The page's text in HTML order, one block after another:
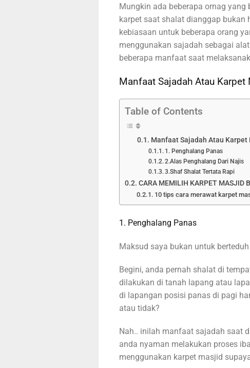
Mungkin ada beberapa ornag
karpet saat shalat dianggap bukan
kebiasaan untuk beberapa orang
menggunakan sajadah sebagai
beberapa manfaat saat
Manfaat Sajadah Atau
Table of Contents
Manfaat Sajadah Atau Karpet
1. Penghalang Panas
2.Alas Penghalang Dari Najis
3.Shaf Shalat Tertata Rapi
CARA MEMILIH KARPET MASJID
10 tips cara merawat karpet
1. Penghalang Panas
Maksud saya bukan untuk
Begini, anda pernah shalat di
dilakukan di tanah lapang atau
di lapangan posisi panas di pagi
atau tidak?
Nah.. inilah manfaat sajadah saat
anda nyaman melakukan proses
menggunakan karpet masjid